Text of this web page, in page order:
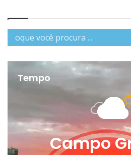
Tempo
Campo